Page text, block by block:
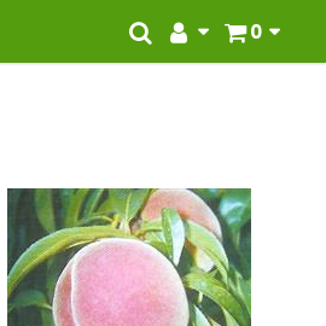
0